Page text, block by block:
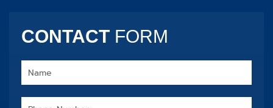
CONTACT FORM